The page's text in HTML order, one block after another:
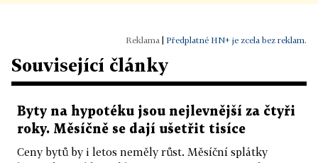
Předplatné HN+ je zcela bez reklam.
Související články
Byty na hypotéku jsou nejlevnější za čtyři
roky. Měsíčně se dají ušetřit tisíce
Ceny bytů by i letos neměly růst. Měsíční splátky